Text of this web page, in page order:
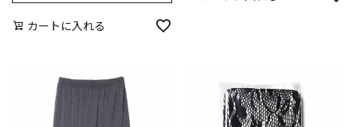
カートに入れる